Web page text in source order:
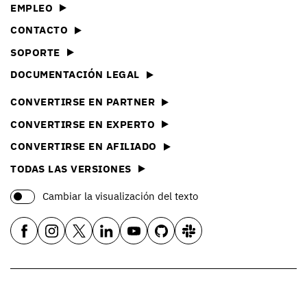
EMPLEO
CONTACTO
SOPORTE
DOCUMENTACIÓN LEGAL
CONVERTIRSE EN PARTNER
CONVERTIRSE EN EXPERTO
CONVERTIRSE EN AFILIADO
TODAS LAS VERSIONES
Cambiar la visualización del texto